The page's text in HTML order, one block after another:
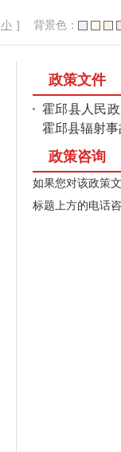
小 ] 背景色：
政策文件
霍邱县人民
霍邱县辐射
政策咨询
如果您对该政策
标题上方的电话